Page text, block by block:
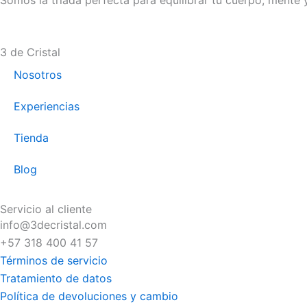
3 de Cristal
Nosotros
Experiencias
Tienda
Blog
Servicio al cliente
info@3decristal.com
+57 318 400 41 57
Términos de servicio
Tratamiento de datos
Política de devoluciones y cambio